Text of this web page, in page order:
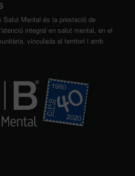
Salut Mental és la prestació de
integral en salut mental, en el
vinculada al territori i amb